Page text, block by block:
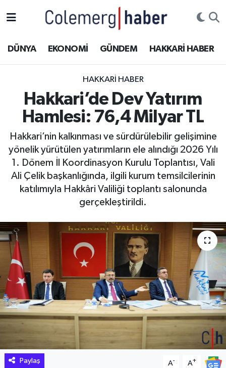
DÜNYA EKONOMİ GÜNDEM HAKKARİ HABER
HAKKARI HABER
Hakkari’de Dev Yatırım
Hamlesi: 76,4 Milyar TL
Hakkari’nin kalkınması ve sürdürülebilir gelişimine
yönelik yürütülen yatırımların ele alındığı 2026 Yılı
1. Dönem İl Koordinasyon Kurulu Toplantısı, Vali
Ali Çelik başkanlığında, ilgili kurum temsilcilerinin
katılımıyla Hakkâri Valiliği toplantı salonunda
gerçekleştirildi.
Paylaş A- A+
ASAYİŞ
DOĞA
DÜNYA
EĞİTİM
EKONOMİ
Hakkari Haber
İLGİNÇ HABERLER
KADIN
KÜLTÜR SANAT
MAGAZİN
Hakkâri Hava Durumu
Hakkari Namaz Vakitleri
Hakkâri Trafik Yoğunluk Haritası
Süper Lig Puan Durumu ve Fikstür
Tüm Manşetler
Son Dakika Haberleri